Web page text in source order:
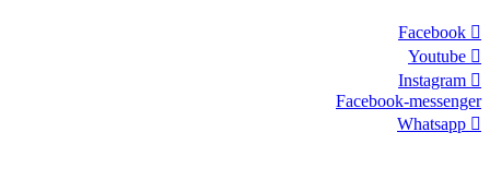
Facebook
Youtube
Instagram
Facebook-messenger
Whatsapp